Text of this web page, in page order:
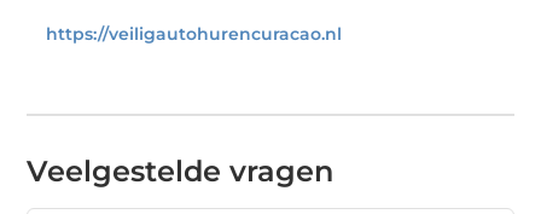
https://veiligautohurencuracao.nl
Veelgestelde vragen